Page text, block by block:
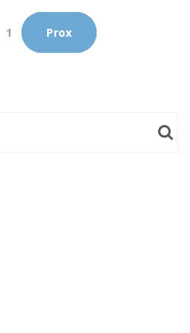
1 Prox